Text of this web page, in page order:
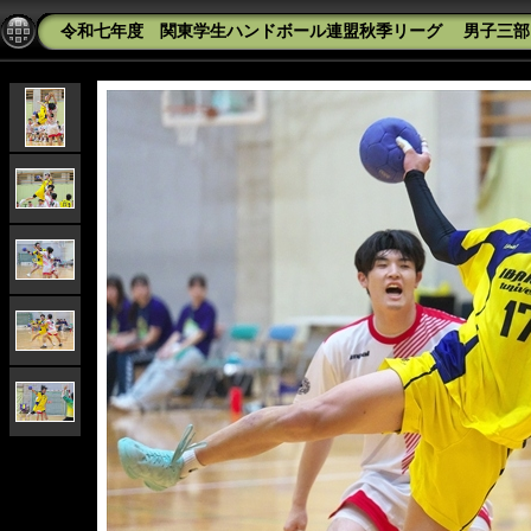
令和七年度 関東学生ハンドボール連盟秋季リーグ 男子三